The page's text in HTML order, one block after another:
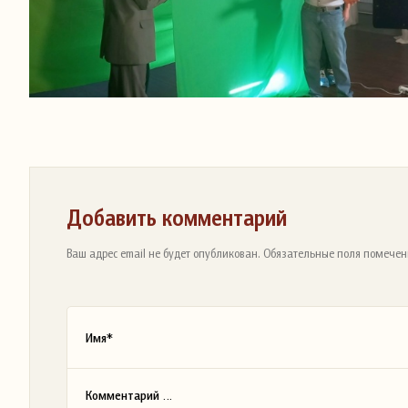
Добавить комментарий
Ваш адрес email не будет опубликован. Обязательные поля